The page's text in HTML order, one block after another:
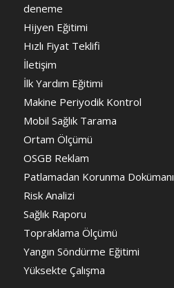
deneme
Hijyen Eğitimi
Hızlı Fiyat Teklifi
İletişim
İlk Yardım Eğitimi
Makine Periyodik Kontrol
Mobil Sağlık Tarama
Ortam Ölçümü
OSGB Reklam
Patlamadan Korunma Dokümanı
Risk Analizi
Sağlık Raporu
Topraklama Ölçümü
Yangın Söndürme Eğitimi
Yüksekte Çalışma